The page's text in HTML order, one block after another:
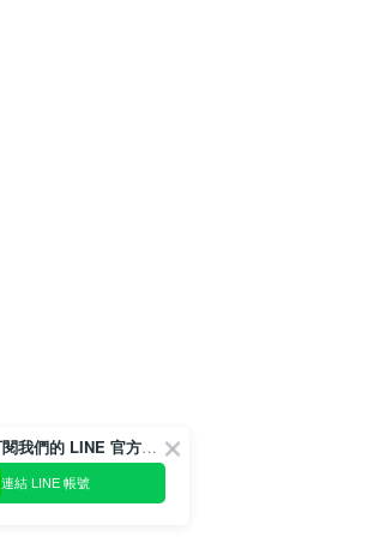
歡迎訂閱我們的 LINE 官方帳號
連結 LINE 帳號